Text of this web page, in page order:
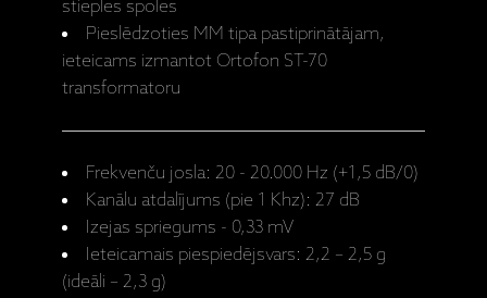
stieples spoles
Pieslēdzoties MM tipa pastiprinātājam,
ieteicams izmantot Ortofon ST-70
transformatoru
Frekvenču josla: 20 - 20.000 Hz (+1,5 dB/0)
Kanālu atdalījums (pie 1 Khz): 27 dB
Izejas spriegums - 0,33 mV
Ieteicamais piespiedējsvars: 2,2 – 2,5 g
(ideāli – 2,3 g)